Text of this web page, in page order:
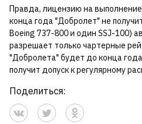
Правда, лицензию на
конца года "Добролет" не
Boeing 737-800 и один SSJ-100)
разрешает только чартерные
"Добролета" будет до конца
получит допуск к регулярному
Поделиться: